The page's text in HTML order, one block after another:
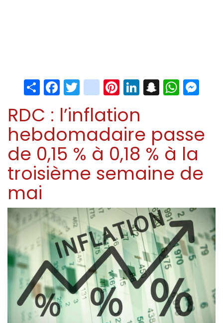
ShareFacebook
Twitter
instagram
Pinterest
LinkedIn
Snapchat
RDC : l’inflation
hebdomadaire passe
de 0,15 % à 0,18 % à la
troisième semaine de
mai